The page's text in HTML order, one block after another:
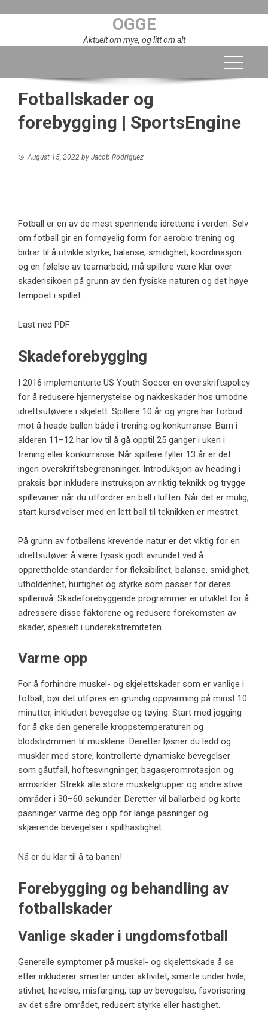
OGGE
Aktuelt om mye, og litt om alt
Fotballskader og
forebygging | SportsEngine
August 15, 2022 by Jacob Rodriguez
Fotball er en av de mest spennende idrettene i verden. Selv
om fotball gir en fornøyelig form for aerobic trening og
bidrar til å utvikle styrke, balanse, smidighet, koordinasjon
og en følelse av teamarbeid, må spillere være klar over
skaderisikoen på grunn av den fysiske naturen og det høye
tempoet i spillet.
Last ned PDF
Skadeforebygging
I 2016 implementerte US Youth Soccer en overskriftspolicy
for å redusere hjernerystelse og nakkeskader hos umodne
idrettsutøvere i skjelett. Spillere 10 år og yngre har forbud
mot å heade ballen både i trening og konkurranse. Barn i
alderen 11–12 har lov til å gå opptil 25 ganger i uken i
trening eller konkurranse. Når spillere fyller 13 år er det
ingen overskriftsbegrensninger. Introduksjon av heading i
praksis bør inkludere instruksjon av riktig teknikk og trygge
spillevaner når du utfordrer en ball i luften. Når det er mulig,
start kursøvelser med en lett ball til teknikken er mestret.
På grunn av fotballens krevende natur er det viktig for en
idrettsutøver å være fysisk godt avrundet ved å
opprettholde standarder for fleksibilitet, balanse, smidighet,
utholdenhet, hurtighet og styrke som passer for deres
spillenivå. Skadeforebyggende programmer er utviklet for å
adressere disse faktorene og redusere forekomsten av
skader, spesielt i underekstremiteten.
Varme opp
For å forhindre muskel- og skjelettskader som er vanlige i
fotball, bør det utføres en grundig oppvarming på minst 10
minutter, inkludert bevegelse og tøying. Start med jogging
for å øke den generelle kroppstemperaturen og
blodstrømmen til musklene. Deretter løsner du ledd og
muskler med store, kontrollerte dynamiske bevegelser
som gåutfall, hoftesvingninger, bagasjeromrotasjon og
armsirkler. Strekk alle store muskelgrupper og andre stive
områder i 30–60 sekunder. Deretter vil ballarbeid og korte
pasninger varme deg opp for lange pasninger og
skjærende bevegelser i spillhastighet.
Nå er du klar til å ta banen!
Forebygging og behandling av
fotballskader
Vanlige skader i ungdomsfotball
Generelle symptomer på muskel- og skjelettskade å se
etter inkluderer smerter under aktivitet, smerte under hvile,
stivhet, hevelse, misfarging, tap av bevegelse, favorisering
av det såre området, redusert styrke eller hastighet.